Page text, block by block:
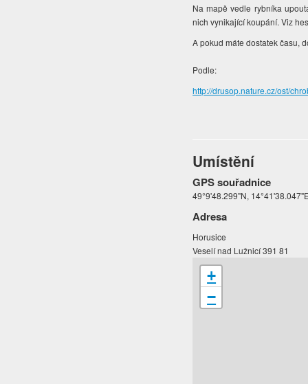
Na mapě vedle rybníka
nich vynikající koupání. Viz
A pokud máte dostatek času,
Podle:
http://drusop.nature.cz/ost/
Umístění
GPS souřadnice
49°9'48.299"N,
Adresa
Horusice
Veselí nad Lužnicí 391 81
+
−